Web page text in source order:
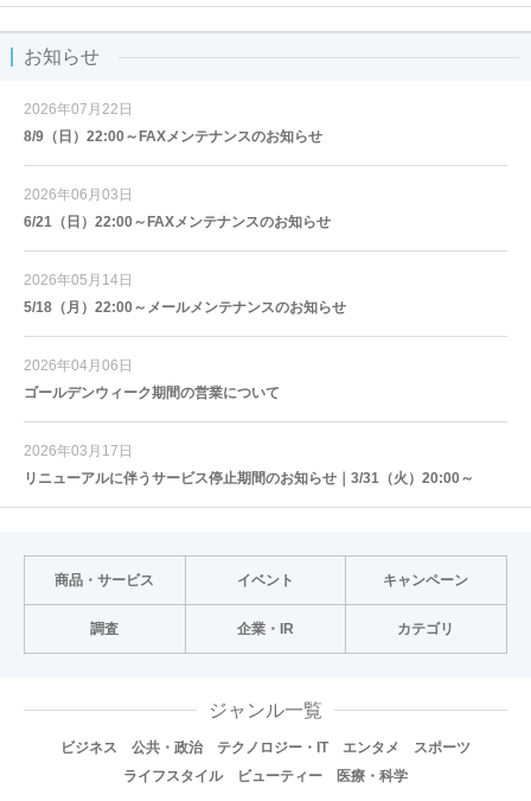
お知らせ
2026年07月22日
8/9（日）22:00～FAXメンテナンスのお知らせ
2026年06月03日
6/21（日）22:00～FAXメンテナンスのお知らせ
2026年05月14日
5/18（月）22:00～メールメンテナンスのお知らせ
2026年04月06日
ゴールデンウィーク期間の営業について
2026年03月17日
リニューアルに伴うサービス停止期間のお知らせ｜3/31（火）20:00～
商品・サービス イベント キャンペーン
調査 企業・IR カテゴリ
ジャンル一覧
ビジネス 公共・政治 テクノロジー・IT エンタメ
スポーツ
ライフスタイル
ビューティー 医療・科学